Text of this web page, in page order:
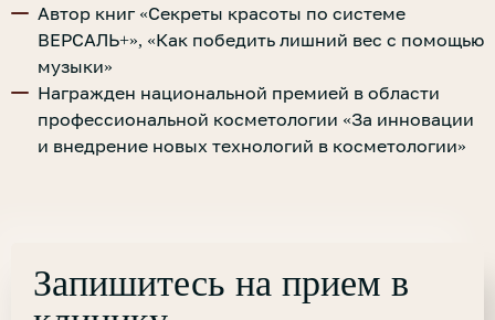
Автор книг «Секреты красоты по системе
ВЕРСАЛЬ+», «Как победить лишний вес с помощью
музыки»
Награжден национальной премией в области
профессиональной косметологии «За инновации
и внедрение новых технологий в косметологии»
Запишитесь на прием в